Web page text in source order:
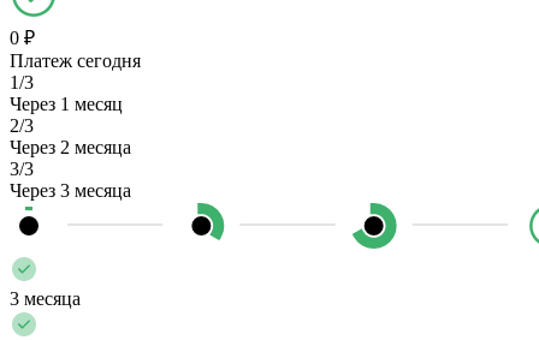
0 ₽
Платеж сегодня
1/3
Через 1 месяц
2/3
Через 2 месяца
3/3
Через 3 месяца
3 месяца